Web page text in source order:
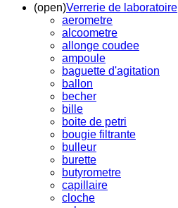
(open)Verrerie de laboratoire
aerometre
alcoometre
allonge coudee
ampoule
baguette d'agitation
ballon
becher
bille
boite de petri
bougie filtrante
bulleur
burette
butyrometre
capillaire
cloche